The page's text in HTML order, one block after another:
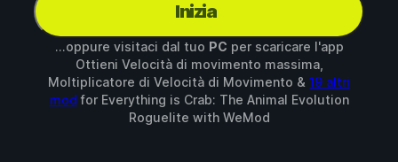
Inizia
...oppure visitaci dal tuo PC per scaricare l'app
Ottieni Velocità di movimento massima,
Moltiplicatore di Velocità di Movimento & 19 altri
mod for Everything is Crab: The Animal Evolution
Roguelite with WeMod